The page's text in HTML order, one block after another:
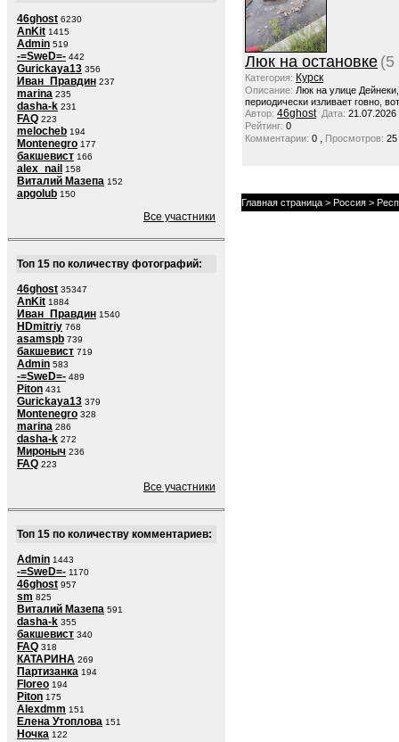
46ghost 6230
AnKit 1415
Admin 519
-=SweD=- 442
Gurickaya13 356
Иван_Правдин 237
marina 235
dasha-k 231
FAQ 223
melocheb 194
Montenegro 177
бакшевист 166
alex_nail 158
Виталий Мазепа 152
apgolub 150
Все участники
Топ 15 по количеству фотографий:
46ghost 35347
AnKit 1884
Иван_Правдин 1540
HDmitriy 768
asamspb 739
бакшевист 719
Admin 583
-=SweD=- 489
Piton 431
Gurickaya13 379
Montenegro 328
marina 286
dasha-k 272
Мироныч 236
FAQ 223
Все участники
Топ 15 по количеству комментариев:
Admin 1443
-=SweD=- 1170
46ghost 957
sm 825
Виталий Мазепа 591
dasha-k 355
бакшевист 340
FAQ 318
КАТАРИНА 269
Партизанка 194
Floreo 194
Piton 175
Alexdmm 151
Елена Утоплова 151
Ночка 122
Люк на остановке (5
Категория: Курск
Описание: Люк на улице
периодически изливает говно,
Автор: 46ghost Дата: 21.07.2026
Рейтинг: 0
Комментарии: 0 , Просмотров: 25
Главная страница > Россия >